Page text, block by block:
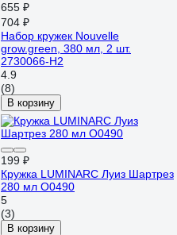
655 ₽
704 ₽
Набор кружек Nouvelle
grow.green, 380 мл, 2 шт.
2730066-Н2
4.9
(8)
В корзину
199 ₽
Кружка LUMINARC Луиз Шартрез
280 мл O0490
5
(3)
В корзину